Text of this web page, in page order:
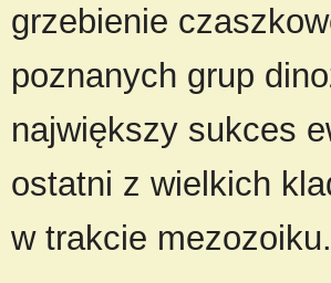
grzebienie
poznanych grup
największy sukces
ostatni z wielkich
w trakcie